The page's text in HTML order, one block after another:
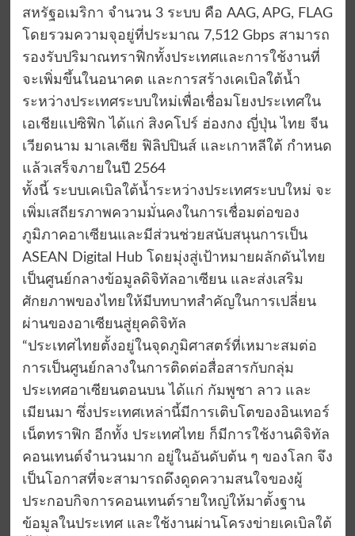
สหรัฐอเมริกา จำนวน 3 ระบบ คือ AAG, APG, FLAG
โดยรวมความจุอยู่ที่ประมาณ 7,512 Gbps สามารถ
รองรับปริมาณทราฟิกทั้งประเทศและการใช้งานที่
จะเพิ่มขึ้นในอนาคต และการสร้างเคเบิลใต้น้ำ
ระหว่างประเทศระบบใหม่เพื่อเชื่อมโยงประเทศใน
เอเชียแปซิฟิก ได้แก่ สิงคโปร์ ฮ่องกง ญี่ปุ่น ไทย จีน
เวียดนาม มาเลเซีย ฟิลิปปินส์ และเกาหลีใต้ กำหนด
แล้วเสร็จภายในปี 2564
ทั้งนี้ ระบบเคเบิลใต้น้ำระหว่างประเทศระบบใหม่ จะ
เพิ่มเสถียรภาพความมั่นคงในการเชื่อมต่อของ
ภูมิภาคอาเซียนและมีส่วนช่วยสนับสนุนการเป็น
ASEAN Digital Hub โดยมุ่งสู่เป้าหมายผลักดันไทย
เป็นศูนย์กลางข้อมูลดิจิทัลอาเซียน และส่งเสริม
ศักยภาพของไทยให้มีบทบาทสำคัญในการเปลี่ยน
ผ่านของอาเซียนสู่ยุคดิจิทัล
“ประเทศไทยตั้งอยู่ในจุดภูมิศาสตร์ที่เหมาะสมต่อ
การเป็นศูนย์กลางในการติดต่อสื่อสารกับกลุ่ม
ประเทศอาเซียนตอนบน ได้แก่ กัมพูชา ลาว และ
เมียนมา ซึ่งประเทศเหล่านี้มีการเติบโตของอินเทอร์
เน็ตทราฟิก อีกทั้ง ประเทศไทย ก็มีการใช้งานดิจิทัล
คอนเทนต์จำนวนมาก อยู่ในอันดับต้น ๆ ของโลก จึง
เป็นโอกาสที่จะสามารถดึงดูดความสนใจของผู้
ประกอบกิจการคอนเทนต์รายใหญ่ให้มาตั้งฐาน
ข้อมูลในประเทศ และใช้งานผ่านโครงข่ายเคเบิลใต้